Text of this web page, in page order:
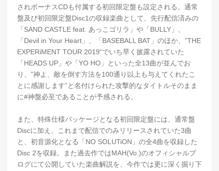
されボーナスCDも付属する初回限定盤も設定される。通常
盤及び初回限定盤Disc1の収録楽曲として、先行配信済みの
「SAND CASTLE feat. あっこゴリラ」や「BULLY」、
「Devil in Your Heart」、「BASEBALL BAT」のほか、”THE
EXPERiMENT TOUR 2019“でいち早く披露されていた
「HEADS UP」や「YO HO」といった全13曲が並んでお
り、”神よ、敵を倒す方法を100通り以上も与えてくれたこ
とに感謝します”と名付けられた攻撃的なタイトルそのまま
に#神盤必至であることが予感される。
また、特殊仕様パッケージとなる初回限定盤には、通常盤
Discに加え、これまで配信でのみリリースされていた3曲
と、初音源化となる「NO SOLUTiON」の全4曲を収録した
Disc 2を収録。また過去作ではMAH(Vo.)のオフィシャルブ
ログにて公開していた楽曲解説を、今作では更に深く掘り下